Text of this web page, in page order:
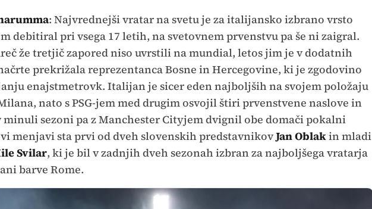
: Najvrednejši vratar na svetu je za italijansko izbrano vrsto
debitiral pri vsega 17 letih, na svetovnem prvenstvu pa še ni zaigral.
že tretjič zapored niso uvrstili na mundial, letos jim je v dodatnih
prekrižala reprezentanca Bosne in Hercegovine, ki je zgodovino
enajstmetrovk. Italijan je sicer eden najboljših na svojem položaju
nato s PSG-jem med drugim osvojil štiri prvenstvene naslove in
minuli sezoni pa z Manchester Cityjem dvignil obe domači pokalni
menjavi sta prvi od dveh slovenskih predstavnikovJan Oblakin mladi
Svilar, ki je bil v zadnjih dveh sezonah izbran za najboljšega vratarja
barve Rome.